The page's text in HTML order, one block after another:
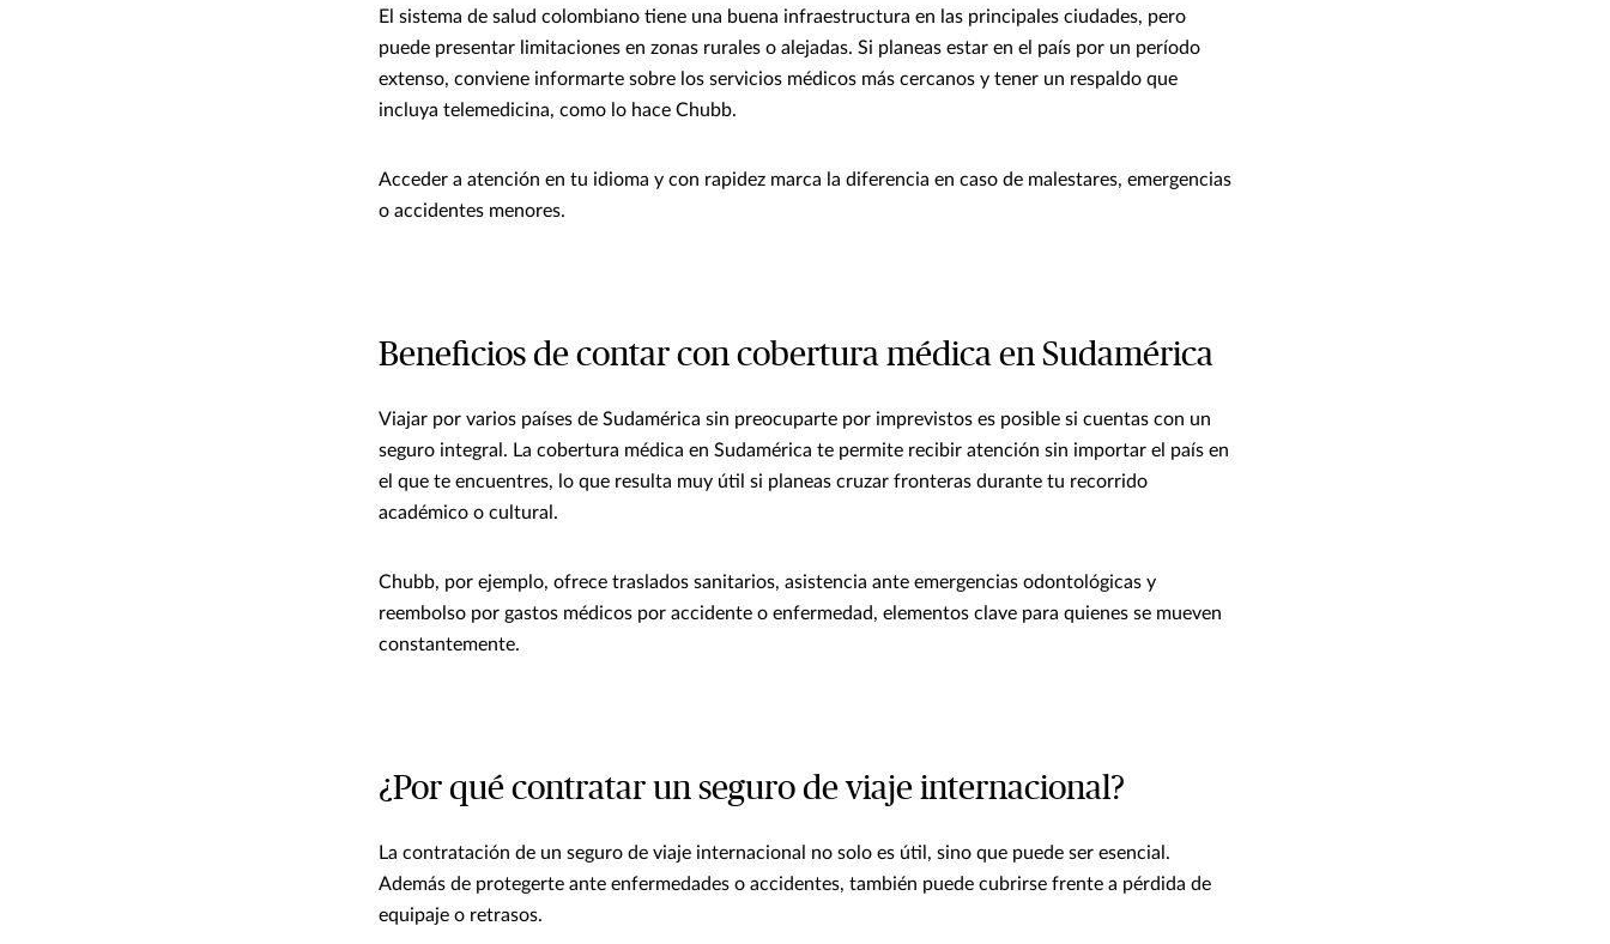
El sistema de salud colombiano tiene una buena infraestructura en las principales ciudades, pero
puede presentar limitaciones en zonas rurales o alejadas. Si planeas estar en el país por un período
extenso, conviene informarte sobre los servicios médicos más cercanos y tener un respaldo que
incluya telemedicina, como lo hace Chubb.
Acceder a atención en tu idioma y con rapidez marca la diferencia en caso de malestares, emergencias
o accidentes menores.
Beneficios de contar con cobertura médica en Sudamérica
Viajar por varios países de Sudamérica sin preocuparte por imprevistos es posible si cuentas con un
seguro integral. La cobertura médica en Sudamérica te permite recibir atención sin importar el país en
el que te encuentres, lo que resulta muy útil si planeas cruzar fronteras durante tu recorrido
académico o cultural.
Chubb, por ejemplo, ofrece traslados sanitarios, asistencia ante emergencias odontológicas y
reembolso por gastos médicos por accidente o enfermedad, elementos clave para quienes se mueven
constantemente.
¿Por qué contratar un seguro de viaje internacional?
La contratación de un seguro de viaje internacional no solo es útil, sino que puede ser esencial.
Además de protegerte ante enfermedades o accidentes, también puede cubrirse frente a pérdida de
equipaje o retrasos.